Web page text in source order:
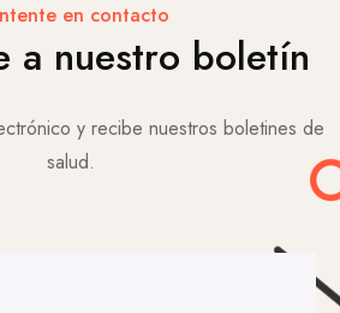
en contacto
a nuestro boletín
y recibe nuestros boletines de
salud.